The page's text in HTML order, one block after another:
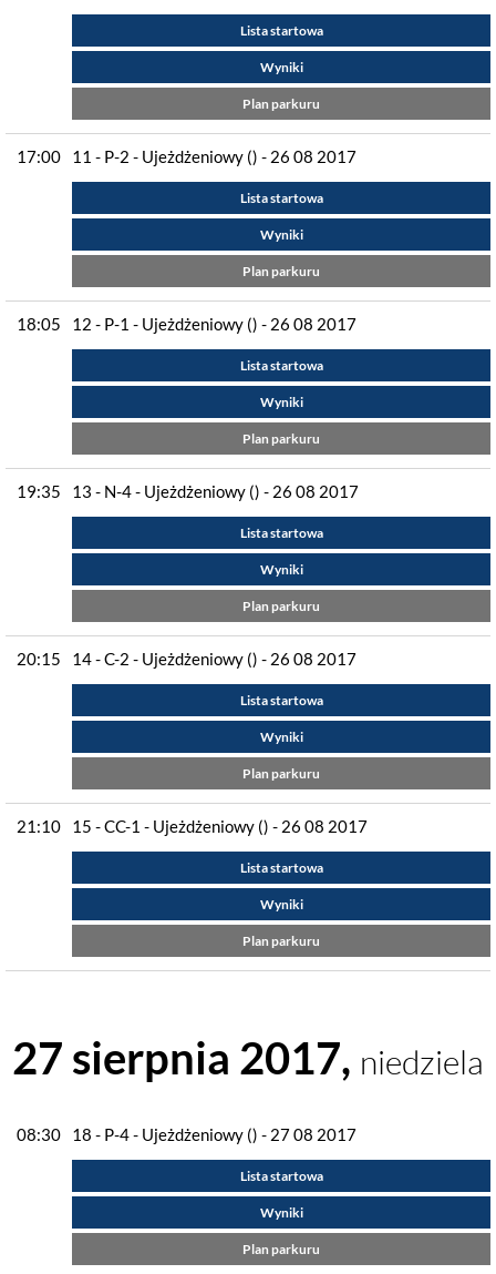
Lista startowa
Wyniki
Plan parkuru
17:00 11 - P-2 - Ujeżdżeniowy () - 26 08 2017
Lista startowa
Wyniki
Plan parkuru
18:05 12 - P-1 - Ujeżdżeniowy () - 26 08 2017
Lista startowa
Wyniki
Plan parkuru
19:35 13 - N-4 - Ujeżdżeniowy () - 26 08 2017
Lista startowa
Wyniki
Plan parkuru
20:15 14 - C-2 - Ujeżdżeniowy () - 26 08 2017
Lista startowa
Wyniki
Plan parkuru
21:10 15 - CC-1 - Ujeżdżeniowy () - 26 08 2017
Lista startowa
Wyniki
Plan parkuru
27 sierpnia 2017, niedziela
08:30 18 - P-4 - Ujeżdżeniowy () - 27 08 2017
Lista startowa
Wyniki
Plan parkuru